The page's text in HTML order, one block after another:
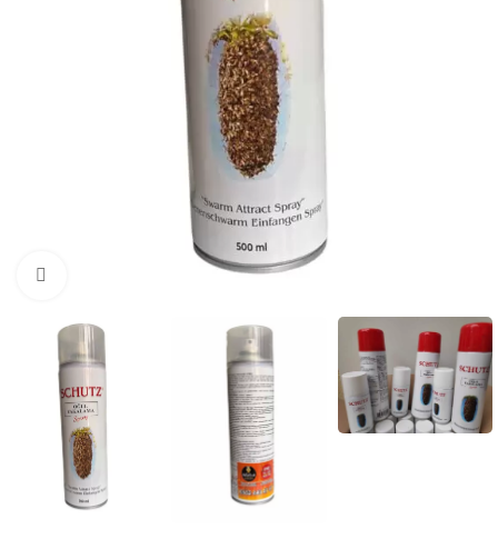
Büyütmek için tıklayın